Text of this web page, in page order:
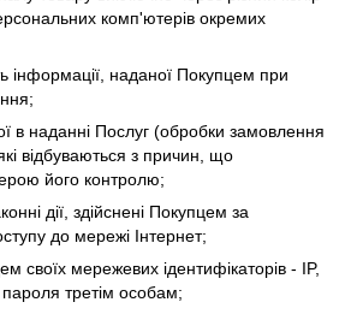
комп'ютерів окремих
інформації, наданої Покупцем при
в наданні Послуг (обробки замовлення
відбуваються з причин, що
його контролю;
дії, здійснені Покупцем за
до мережі Інтернет;
своїх мережевих ідентифікаторів - IP,
пароля третім особам;